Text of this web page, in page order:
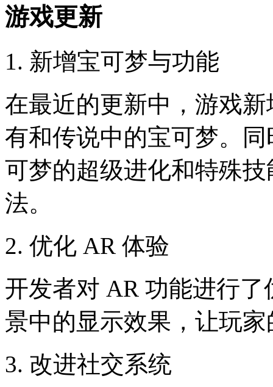
游戏更新
1. 新增宝可梦与功能
在最近的更新中，游戏
有和传说中的宝可梦。
可梦的超级进化和特殊
法。
2. 优化 AR 体验
开发者对 AR 功能进行
景中的显示效果，让玩
3. 改进社交系统